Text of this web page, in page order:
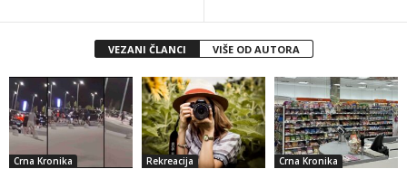
VEZANI ČLANCI VIŠE OD AUTORA
Crna Kronika Rekreacija Crna Kronika